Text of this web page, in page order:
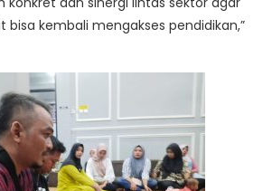
kembali mengakses pendidikan,”